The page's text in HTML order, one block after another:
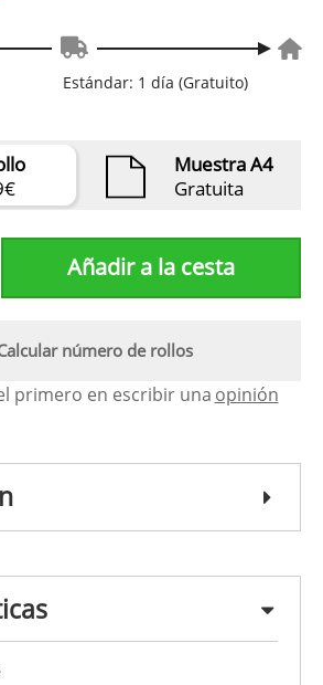
Estándar: 1 día (Gratuito)
Muestra A4
Gratuita
Añadir a la cesta
número de rollos
primero en escribir una opinión